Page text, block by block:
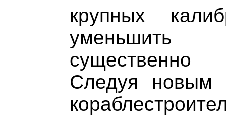
крупных
уменьшить
существенно
Следуя новым